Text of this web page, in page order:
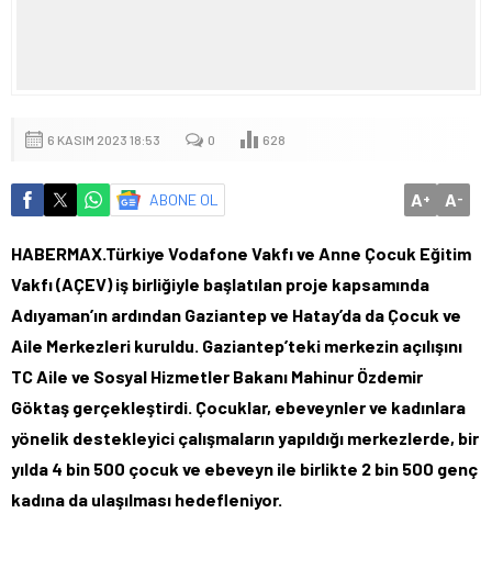
6 KASIM 2023 18:53 0 628
ABONE OL A+ A-
HABERMAX.Türkiye Vodafone Vakfı ve Anne Çocuk Eğitim
Vakfı (AÇEV) iş birliğiyle başlatılan proje kapsamında
Adıyaman’ın ardından Gaziantep ve Hatay’da da Çocuk ve
Aile Merkezleri kuruldu. Gaziantep’teki merkezin açılışını
TC Aile ve Sosyal Hizmetler Bakanı Mahinur Özdemir
Göktaş gerçekleştirdi. Çocuklar, ebeveynler ve kadınlara
yönelik destekleyici çalışmaların yapıldığı merkezlerde, bir
yılda 4 bin 500 çocuk ve ebeveyn ile birlikte 2 bin 500 genç
kadına da ulaşılması hedefleniyor.